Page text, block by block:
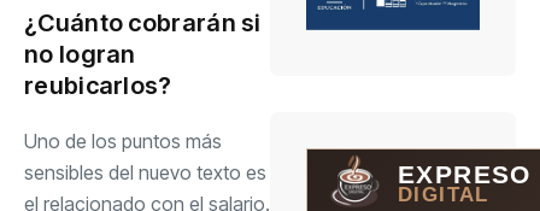
¿Cuánto cobrarán si
no logran
reubicarlos?
Uno de los puntos más
sensibles del nuevo texto es
el relacionado con el salario.
EXPRESO
DIGITAL